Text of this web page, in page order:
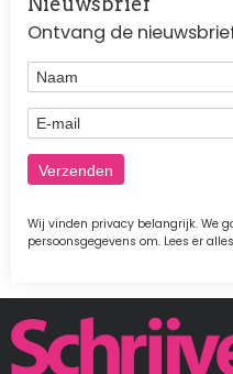
Ontvang de
Naam
E-mail
Wij vinden privacy belangrijk. We
persoonsgegevens om. Lees er
Afbeelding